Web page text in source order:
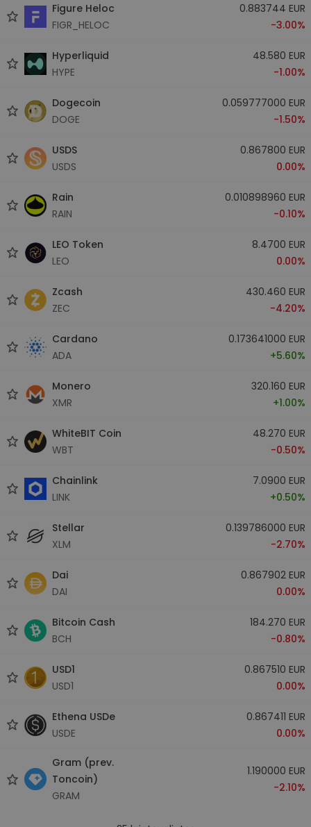
Figure Heloc
FIGR_HELOC
0.883744 EUR
-3.00%
Hyperliquid
HYPE
48.580 EUR
-1.00%
Dogecoin
DOGE
0.059777000 EUR
-1.50%
USDS
USDS
0.867800 EUR
0.00%
Rain
RAIN
0.010898960 EUR
-0.10%
LEO Token
LEO
8.4700 EUR
0.00%
Zcash
ZEC
430.460 EUR
-4.20%
Cardano
ADA
0.173641000 EUR
+5.60%
Monero
XMR
320.160 EUR
+1.00%
WhiteBIT Coin
WBT
48.270 EUR
-0.50%
Chainlink
LINK
7.0900 EUR
+0.50%
Stellar
XLM
0.139786000 EUR
-2.70%
Dai
DAI
0.867902 EUR
0.00%
Bitcoin Cash
BCH
184.270 EUR
-0.80%
USD1
USD1
0.867510 EUR
0.00%
Ethena USDe
USDE
0.867411 EUR
0.00%
Gram (prev.
Toncoin)
GRAM
1.190000 EUR
-2.10%